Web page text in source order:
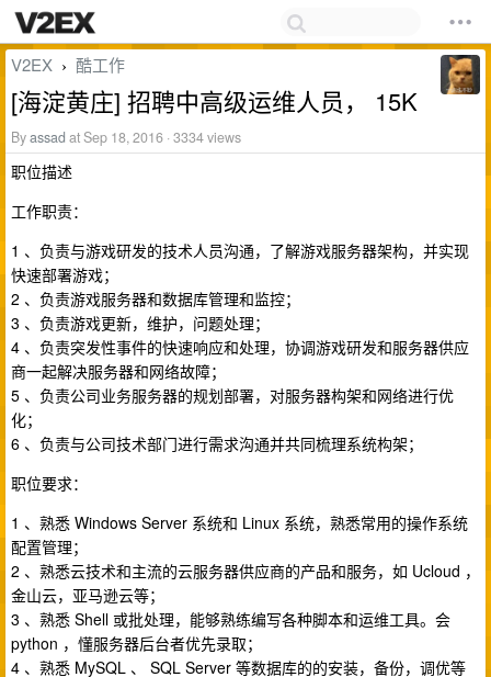
V2EX › 酷工作
[海淀黄庄] 招聘中高级运维人员， 15K
Byassad at Sep 18, 2016 · 3334 views
职位描述
工作职责：
1 、负责与游戏研发的技术人员沟通，了解游戏服务器架构，并实现
快速部署游戏；
2 、负责游戏服务器和数据库管理和监控；
3 、负责游戏更新，维护，问题处理；
4 、负责突发性事件的快速响应和处理，协调游戏研发和服务器供应
商一起解决服务器和网络故障；
5 、负责公司业务服务器的规划部署，对服务器构架和网络进行优
化；
6 、负责与公司技术部门进行需求沟通并共同梳理系统构架；
职位要求：
1 、熟悉 Windows Server 系统和 Linux 系统，熟悉常用的操作系统
配置管理；
2 、熟悉云技术和主流的云服务器供应商的产品和服务，如 Ucloud ，
金山云，亚马逊云等；
3 、熟悉 Shell 或批处理，能够熟练编写各种脚本和运维工具。会
python ，懂服务器后台者优先录取；
4 、熟悉 MySQL 、 SQL Server 等数据库的的安装，备份，调优等